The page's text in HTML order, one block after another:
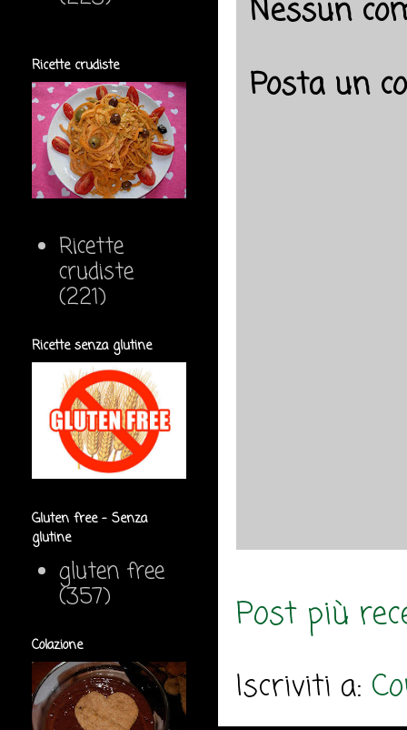
Nessun
Posta un
Post più
Iscriviti a:
Ricette crudiste
Ricette
crudiste
(221)
Ricette senza glutine
Gluten free - Senza
glutine
gluten free
(357)
Colazione